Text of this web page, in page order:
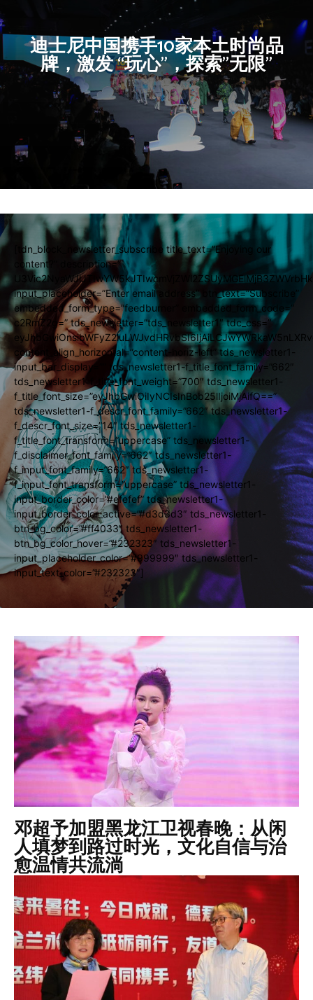
迪士尼中国携手10家本土时尚品
牌，激发 “玩心”，探索”无限”
[tdn_block_newsletter_subscribe title_text=”Enjoying our
content?” description=”
input_placeholder=”Enter email address” btn_text=”Subscribe”
embedded_form_type=”feedburner” embedded_form_code=”
c2RmZ2g=” tds_newsletter=”tds_newsletter1″ tdc_css=”
content_align_horizontal=”content-horiz-left” tds_newsletter1-
input_bar_display=”” tds_newsletter1-f_title_font_family=”662″
tds_newsletter1-f_title_font_weight=”700″ tds_newsletter1-
f_title_font_size=”eyJhbGwiOiIyNCIsInBob25lIjoiMjAifQ==”
tds_newsletter1-f_descr_font_family=”662″ tds_newsletter1-
f_descr_font_size=”14″ tds_newsletter1-
f_title_font_transform=”uppercase” tds_newsletter1-
f_disclaimer_font_family=”662″ tds_newsletter1-
f_input_font_family=”662″ tds_newsletter1-
f_input_font_transform=”uppercase” tds_newsletter1-
input_border_color=”#efefef” tds_newsletter1-
input_border_color_active=”#d3d3d3″ tds_newsletter1-
btn_bg_color=”#ff4033″ tds_newsletter1-
btn_bg_color_hover=”#232323″ tds_newsletter1-
input_placeholder_color=”#999999″ tds_newsletter1-
input_text_color=”#232323″]
邓超予加盟黑龙江卫视春晚：从闲
人填梦到路过时光，文化自信与治
愈温情共流淌